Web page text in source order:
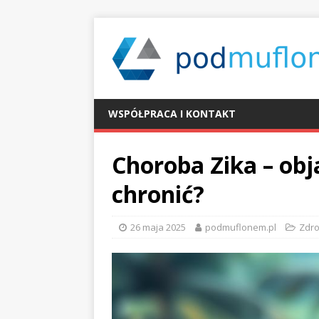
WSPÓŁPRACA I KONTAKT
Choroba Zika –
chronić?
26 maja 2025 podmuflonem.pl